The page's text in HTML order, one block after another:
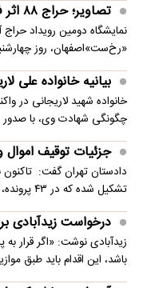
تصاویر؛ حراج ۸۸ اثر فاخر از عهد تیموریان تا دوره معاصر
نمایشگاه دومین رویداد
«رخ‌ست»اصفهان، روز چهارشنبه (۱۴ مرداد ۱۴۰۵) در تالار
بیانیه خانواده علی
خانواده شهید لاریجانی در
چگونگی شهادت وی، با صدور
جزئیات توقیف
تشکیل شده که در ۴۳ پرونده، قرار جلب دادرسی صادر شده اس…
درخواست زیدآبادی
زیدآبادی نوشت: «اگر قرار
باشد، این اقدام باید طبق